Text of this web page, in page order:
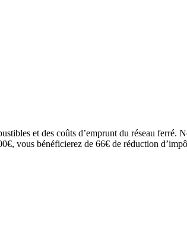
et des coûts d’emprunt du réseau ferré.
vous bénéficierez de 66€ de réduction